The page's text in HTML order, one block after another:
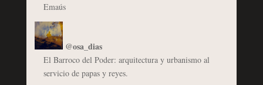
Emaús
@osa_dias
El Barroco del Poder: arquitectura y urbanismo al
servicio de papas y reyes.